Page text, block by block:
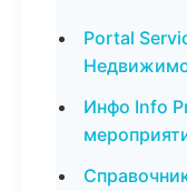
Portal
Инфо Info